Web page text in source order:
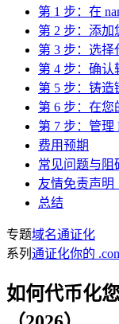
第 1 步：在
第 2 步：添加
第 3 步：选择
第 4 步：确认
第 5 步：铸造
第 6 步：在
第 7 步：管理
费用预期
常见问题与阻
友情免责声明
总结
专题域名通证化
系列 通证化你的
如何代币化